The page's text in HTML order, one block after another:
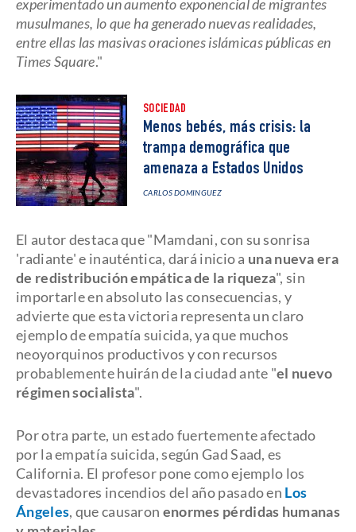
experimentado un aumento exponencial de migrantes
musulmanes, lo que ha generado nuevas realidades,
entre ellas las masivas oraciones islámicas públicas en
Times Square."
SOCIEDAD
Menos bebés, más crisis: la
trampa demográfica que
amenaza a Estados Unidos
CARLOS DOMINGUEZ
El autor destaca que "Mamdani, con su sonrisa
'radiante' e inauténtica, dará inicio a una nueva era
de redistribución empática de la riqueza", sin
importarle en absoluto las consecuencias, y
advierte que esta victoria representa un claro
ejemplo de empatía suicida, ya que muchos
neoyorquinos productivos y con recursos
probablemente huirán de la ciudad ante "el nuevo
régimen socialista".
Por otra parte, un estado fuertemente afectado
por la empatía suicida, según Gad Saad, es
California. El profesor pone como ejemplo los
devastadores incendios del año pasado en Los
Ángeles, que causaron enormes pérdidas humanas